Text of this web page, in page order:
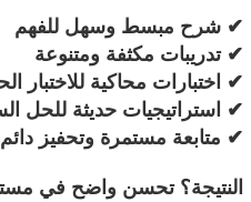
✔ شرح مبسط وسهل للفهم
✔ تدريبات مكثفة ومتنوعة
✔ اختبارات محاكية للاختبار
✔ استراتيجيات حديثة للحل
✔ متابعة مستمرة وتحفيز دائم
النتيجة؟ تحسن واضح في